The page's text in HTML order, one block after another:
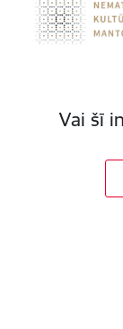
Vai šī